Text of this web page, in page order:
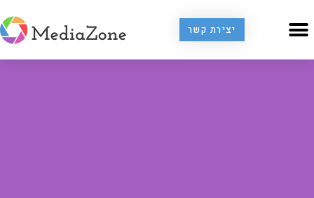
יצירת קשר